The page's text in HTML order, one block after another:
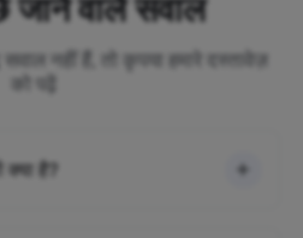
जाने वाले सवाल
नहीं हैं, तो कृपया हमारे दस्तावेज़
को पढ़ें
है?